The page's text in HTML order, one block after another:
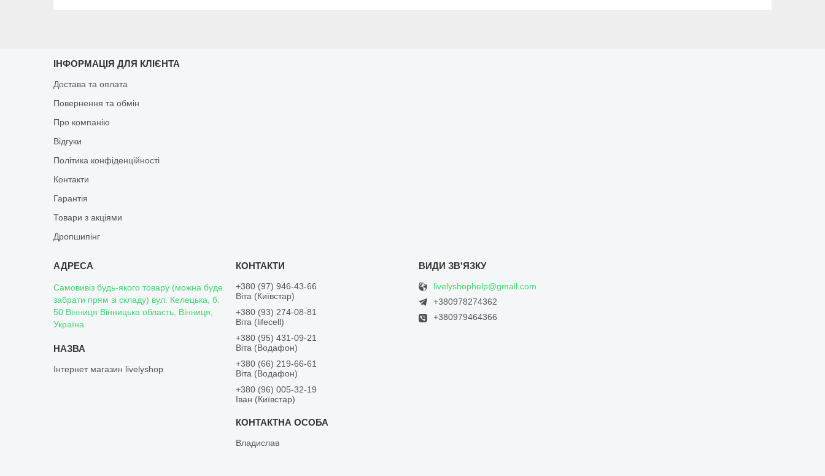
ІНФОРМАЦІЯ ДЛЯ КЛІЄНТА
Достава та оплата
Повернення та обмін
Про компанію
Відгуки
Політика конфіденційності
Контакти
Гарантія
Товари з акціями
Дропшипінг
Самовивіз будь-якого товару (можна буде
забрати прям зі складу) вул. Келецька, б.
50 Вінниця Вінницька область, Вінниця,
Україна
Інтернет магазин livelyshop
+380 (97) 946-43-66
Віта (Київстар)
+380 (93) 274-08-81
Віта (lifecell)
+380 (95) 431-09-21
Віта (Водафон)
+380 (66) 219-66-61
Віта (Водафон)
+380 (96) 005-32-19
Іван (Київстар)
Владислав
livelyshophelp@gmail.com
+380978274362
+380979464366